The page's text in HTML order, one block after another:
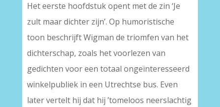
Het eerste hoofdstuk opent met de zin ‘Je
zult maar dichter zijn’. Op humoristische
toon beschrijft Wigman de triomfen van het
dichterschap, zoals het voorlezen van
gedichten voor een totaal ongeïnteresseerd
winkelpubliek in een Utrechtse bus. Even
later vertelt hij dat hij ’tomeloos neerslachtig